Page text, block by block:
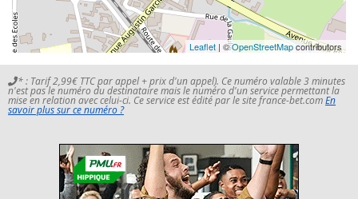
Leaflet | ©OpenStreetMapcontributors
* : Tarif 2,99€ TTC par appel + prix d'un appel). Ce numéro valable 3 minutes
n'est pas le numéro du destinataire mais le numéro d'un service permettant la
mise en relation avec celui-ci. Ce service est édité par le site france-bet.comEn
savoir plus sur ce numéro ?